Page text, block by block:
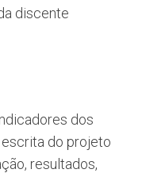
discente
dos
do projeto
resultados,